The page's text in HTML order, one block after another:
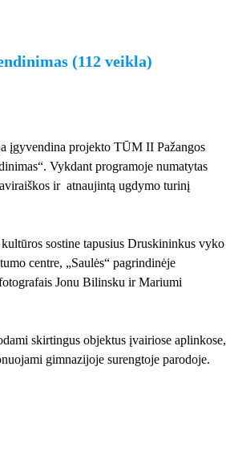
(112 veikla)
įgyvendina projekto TŪM II Pažangos
Vykdant programoje numatytas
ir atnaujintą ugdymo turinį
sostine tapusius Druskininkus vyko
centre, „Saulės“ pagrindinėje
Jonu Bilinsku ir Mariumi
skirtingus objektus įvairiose aplinkose,
gimnazijoje surengtoje parodoje.